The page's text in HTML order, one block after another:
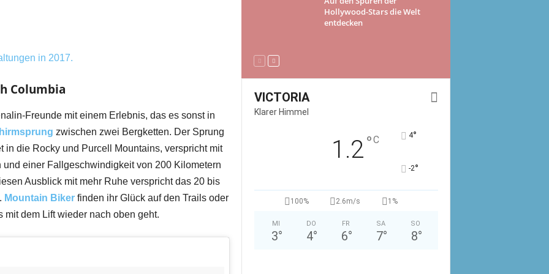
in 2017.
Columbia
Freunde mit einem Erlebnis, das es sonst in
zwischen zwei Bergketten. Der Sprung
in die Rocky und Purcell Mountains, verspricht mit
einer Fallgeschwindigkeit von 200 Kilometern
Ausblick mit mehr Ruhe verspricht das 20 bis
Mountain Bikerfinden ihr Glück auf den Trails oder
dem Lift wieder nach oben geht.
Hollywood-Stars die Welt
entdecken
VICTORIA
Klarer Himmel
1.2°C 4°
-2°
100% 2.6m/s 1%
MI
3°
DO
4°
FR
6°
SA
7°
SO
8°